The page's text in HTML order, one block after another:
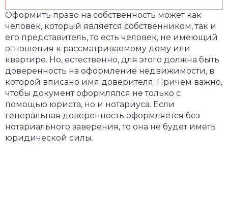
Оформить право на собственность может как
человек, который является собственником, так и
его представитель, то есть человек, не имеющий
отношения к рассматриваемому дому или
квартире. Но, естественно, для этого должна быть
доверенность на оформление недвижимости, в
которой вписано имя доверителя. Причем важно,
чтобы документ оформлялся не только с
помощью юриста, но и нотариуса. Если
генеральная доверенность оформляется без
нотариального заверения, то она не будет иметь
юридической силы.